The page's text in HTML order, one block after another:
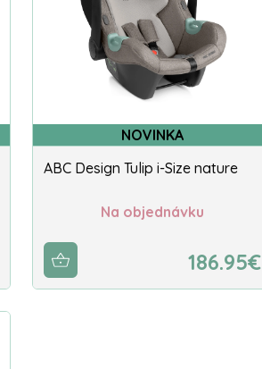
NOVINKA
ABC Design Tulip i-Size nature
Na objednávku
186.95€